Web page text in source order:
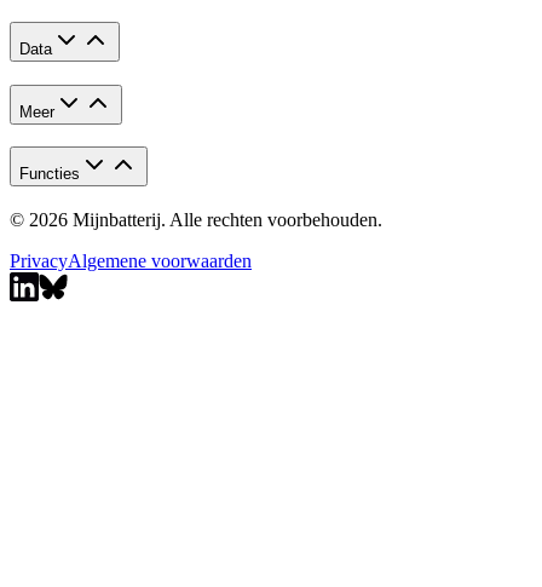
Data
Meer
Functies
© 2026 Mijnbatterij. Alle rechten voorbehouden.
PrivacyAlgemene voorwaarden